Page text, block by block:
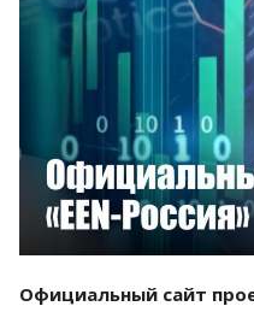
Официальный сайт